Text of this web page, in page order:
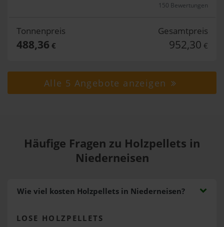
150 Bewertungen
Tonnenpreis
488,36 €
Gesamtpreis
952,30 €
Alle 5 Angebote anzeigen
Häufige Fragen zu Holzpellets in
Niederneisen
Wie viel kosten Holzpellets in Niederneisen?
LOSE HOLZPELLETS